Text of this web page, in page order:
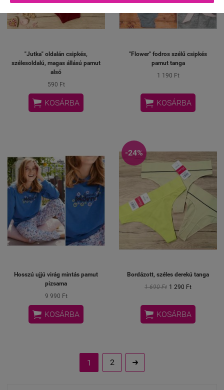
"Jutka" oldalán csipkés,
szélesoldalú, magas állású pamut
alsó
590 Ft
 KOSÁRBA
"Flower" fodros szélű csipkés
pamut tanga
1 190 Ft
 KOSÁRBA
Hosszú ujjú virág mintás pamut
pizsama
9 990 Ft
 KOSÁRBA
-24%
Bordázott, széles derekú tanga
1 690 Ft 1 290 Ft
 KOSÁRBA
1 2 